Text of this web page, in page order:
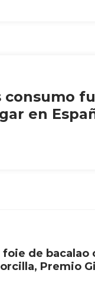
consumo
en
foie de bacalao
Premio